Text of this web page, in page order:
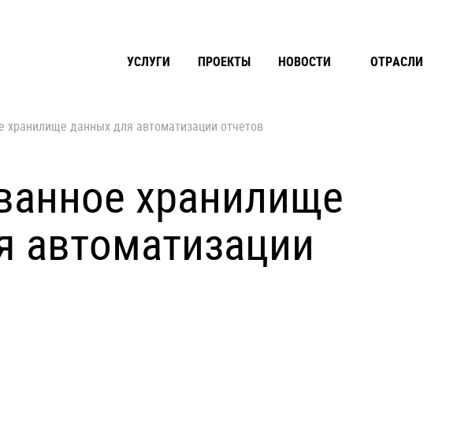
УСЛУГИ ПРОЕКТЫ НОВОСТИ ОТРАСЛИ
хранилище данных для автоматизации отчетов
хранилище
автоматизации